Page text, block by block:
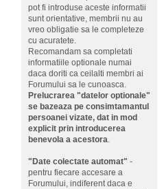
pot fi introduse aceste informatii
sunt orientative, membrii nu au
vreo obligatie sa le completeze
cu acuratete.
Recomandam sa completati
informatiile optionale numai
daca doriti ca ceilalti membri ai
Forumului sa le cunoasca.
Prelucrarea "datelor optionale"
se bazeaza pe consimtamantul
persoanei vizate, dat in mod
explicit prin introducerea
benevola a acestora.
"Date colectate automat" -
pentru fiecare accesare a
Forumului, indiferent daca e